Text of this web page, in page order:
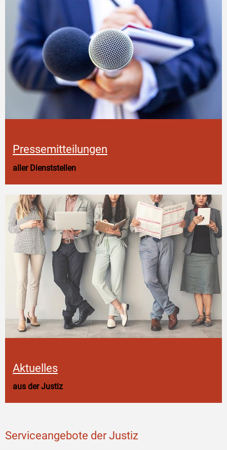
Pressemitteilungen
aller Dienststellen
Aktuelles
aus der Justiz
Serviceangebote der Justiz